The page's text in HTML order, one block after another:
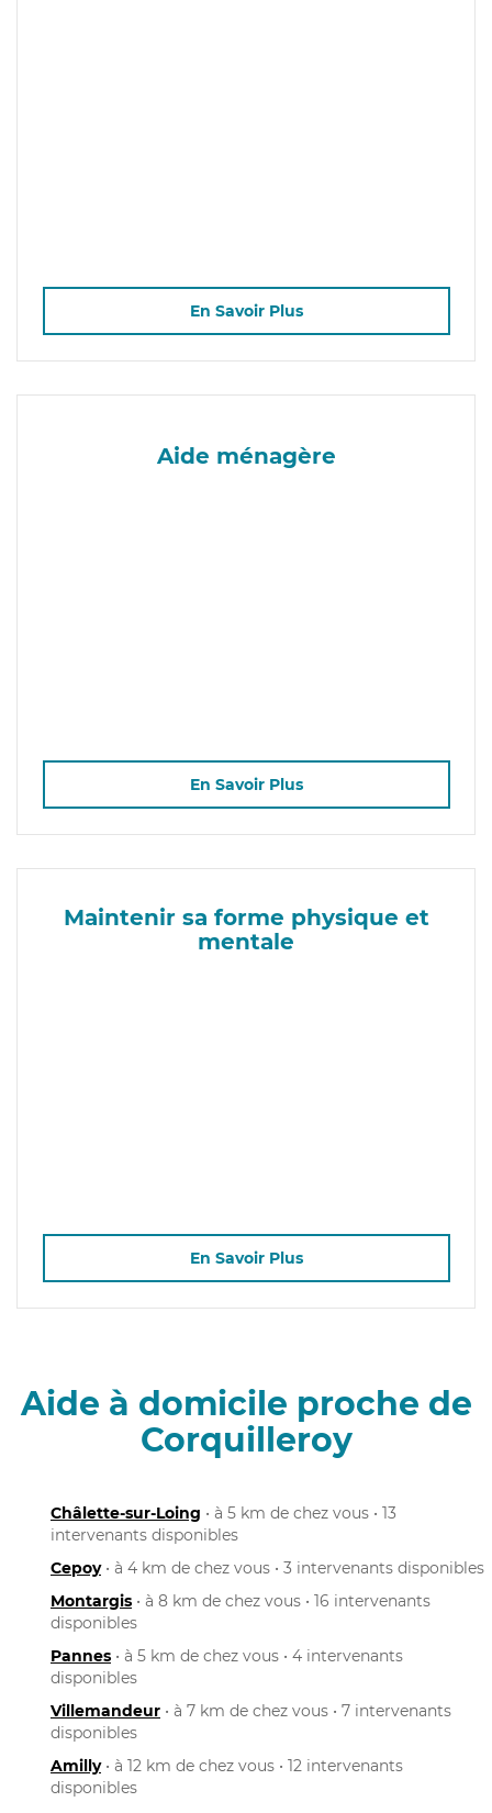
En Savoir Plus
Aide ménagère
En Savoir Plus
Maintenir sa forme physique et
mentale
En Savoir Plus
Aide à domicile proche de
Corquilleroy
Châlette-sur-Loing • à 5 km de chez vous • 13
intervenants disponibles
Cepoy• à 4 km de chez vous • 3 intervenants disponibles
Montargis • à 8 km de chez vous • 16 intervenants
disponibles
Pannes • à 5 km de chez vous • 4 intervenants
disponibles
Villemandeur • à 7 km de chez vous • 7 intervenants
disponibles
Amilly• à 12 km de chez vous • 12 intervenants
disponibles